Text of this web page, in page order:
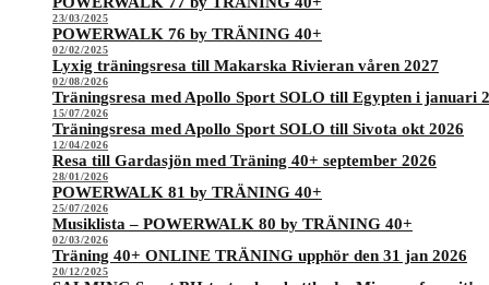
23/03/2025
POWERWALK 76 by TRÄNING 40+
02/02/2025
Lyxig träningsresa till Makarska Rivieran våren 2027
02/08/2026
Träningsresa med Apollo Sport SOLO till Egypten i januari
15/07/2026
Träningsresa med Apollo Sport SOLO till Sivota okt 2026
12/04/2026
Resa till Gardasjön med Träning 40+ september 2026
28/01/2026
POWERWALK 81 by TRÄNING 40+
25/07/2026
Musiklista – POWERWALK 80 by TRÄNING 40+
02/03/2026
Träning 40+ ONLINE TRÄNING upphör den 31 jan 2026
20/12/2025